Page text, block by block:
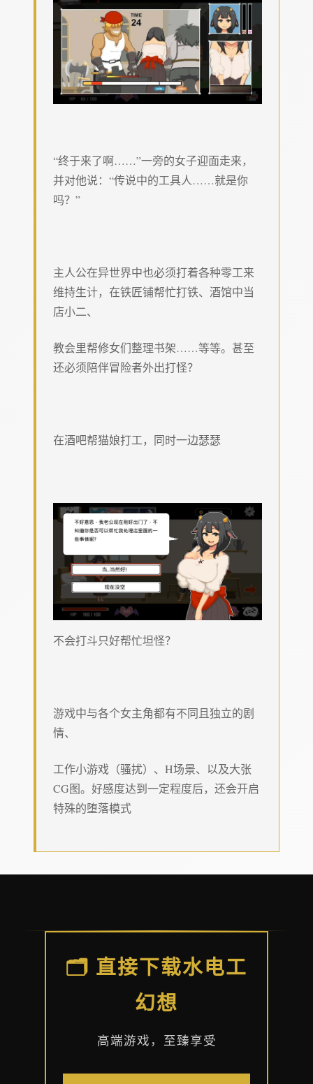
“终于来了啊……”一旁的女子迎面走来，
并对他说：“传说中的工具人……就是你
吗？”
主人公在异世界中也必须打着各种零工来
维持生计，在铁匠铺帮忙打铁、酒馆中当
店小二、
教会里帮修女们整理书架……等等。甚至
还必须陪伴冒险者外出打怪？
在酒吧帮猫娘打工，同时一边瑟瑟
不会打斗只好帮忙坦怪？
游戏中与各个女主角都有不同且独立的剧
情、
工作小游戏（骚扰）、H场景、以及大张
CG图。好感度达到一定程度后，还会开启
特殊的堕落模式
🗂️ 直接下载水电工
幻想
高端游戏，至臻享受